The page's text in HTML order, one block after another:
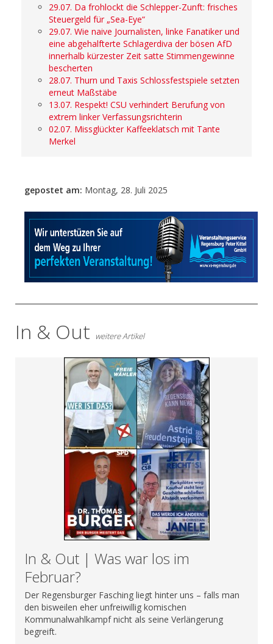
29.07. Da frohlockt die Schlepper-Zunft: frisches
Steuergeld für „Sea-Eye“
29.07. Wie naive Journalisten, linke Fanatiker und
eine abgehalfterte Schlagerdiva der bösen AfD
innerhalb kürzester Zeit satte Stimmengewinne
bescherten
28.07. Thurn und Taxis Schlossfestspiele setzten
erneut Maßstäbe
13.07. Respekt! CSU verhindert Berufung von
extrem linker Verfassungsrichterin
02.07. Missglückter Kaffeeklatsch mit Tante
Merkel
gepostet am: Montag, 28. Juli 2025
- Anzeige -
In & Out weitere Artikel
In & Out | Was war los im
Februar?
Der Regensburger Fasching liegt hinter uns – falls man
den bisweilen eher unfreiwillig komischen
Kommunalwahlkampf nicht als seine Verlängerung
begreift.